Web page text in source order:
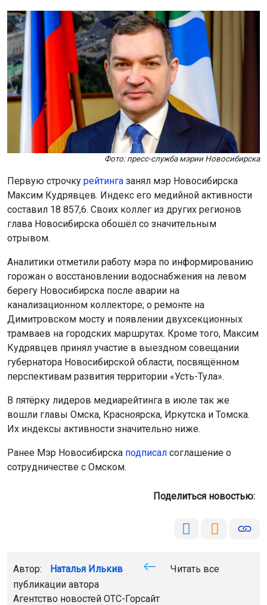
Фото: пресс-служба мэрии Новосибирска
Первую строчку рейтинга занял мэр Новосибирска
Максим Кудрявцев. Индекс его медийной активности
составил 18 857,6. Своих коллег из других регионов
глава Новосибирска обошёл со значительным
отрывом.
Аналитики отметили работу мэра по информированию
горожан о восстановлении водоснабжения на левом
берегу Новосибирска после аварии на
канализационном коллекторе; о ремонте на
Димитровском мосту и появлении двухсекционных
трамваев на городских маршрутах. Кроме того, Максим
Кудрявцев принял участие в выездном совещании
губернатора Новосибирской области, посвящённом
перспективам развития территории «Усть-Тула».
В пятёрку лидеров медиарейтинга в июле так же
вошли главы Омска, Красноярска, Иркутска и Томска.
Их индексы активности значительно ниже.
Ранее Мэр Новосибирска подписал соглашение о
сотрудничестве с Омском.
Поделиться новостью:
Автор: Наталья Илькив
Читать все
публикации автора
Агентство новостей ОТС-Горсайт